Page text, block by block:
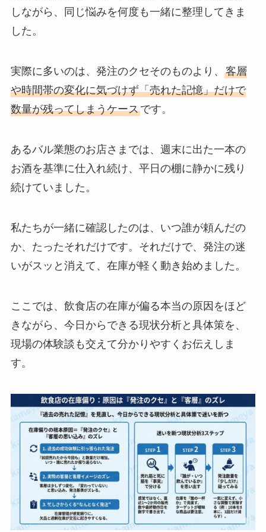
しながら、同じ悩みを何度も一緒に整理してきま
した。
実際に多いのは、発注のクセそのものより、 客層
や時間帯の変化に気づけず「売れた記憶」だけで
数量が残ってしまうケースです。
あるバル業態のお店さまでは、週末に出た一本の
お酒を基準に仕入れ続け、平日の棚に静かに残り
続けていました。
私たちが一緒に確認したのは、いつ誰が頼んだの
か、たったそれだけです。それだけで、発注の迷
いがスッと消えて、在庫が軽く動き始めました。
ここでは、飲食店の在庫が偏る本当の原因をほど
きながら、今日からできる現状分析と具体策を、
現場の体験談も交えて分かりやすくお伝えしま
す。